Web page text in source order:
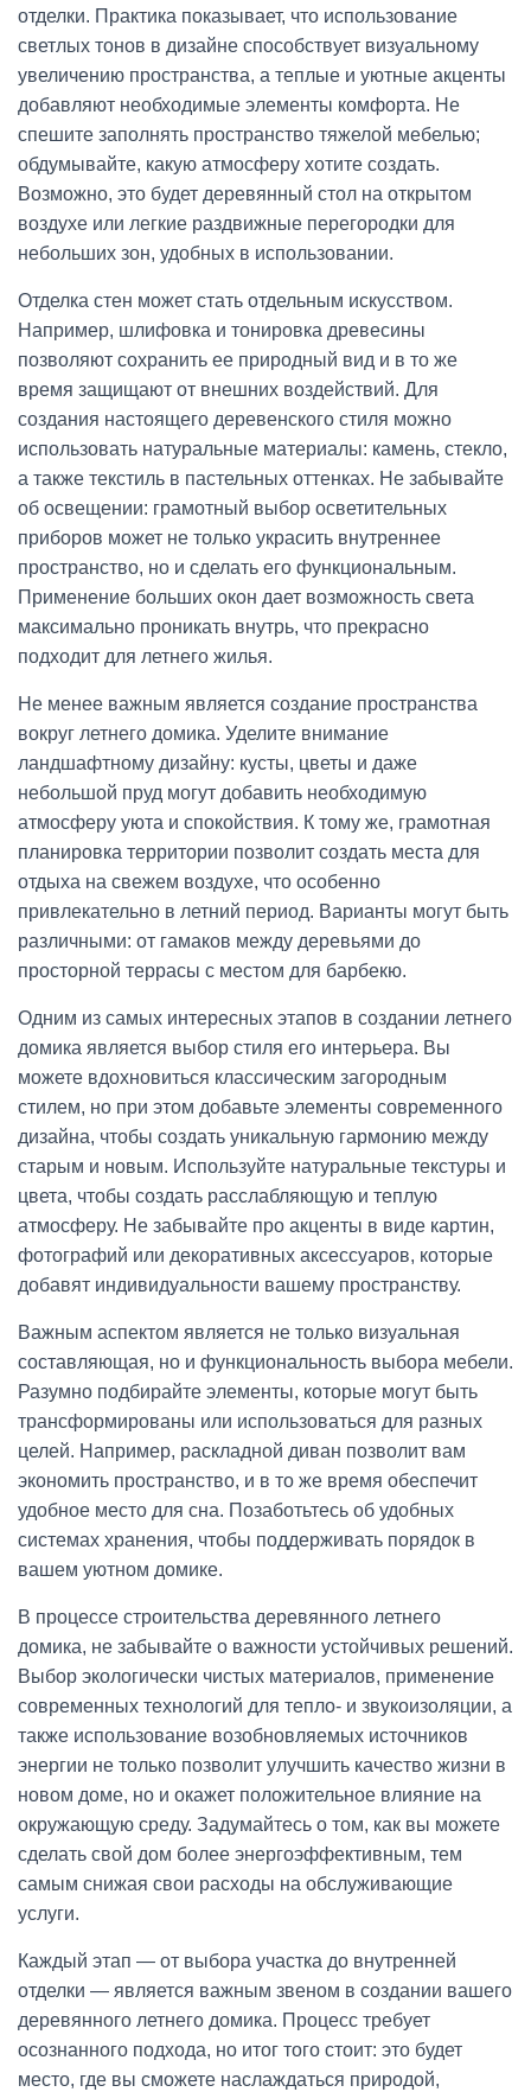
отделки. Практика показывает, что использование
светлых тонов в дизайне способствует визуальному
увеличению пространства, а теплые и уютные акценты
добавляют необходимые элементы комфорта. Не
спешите заполнять пространство тяжелой мебелью;
обдумывайте, какую атмосферу хотите создать.
Возможно, это будет деревянный стол на открытом
воздухе или легкие раздвижные перегородки для
небольших зон, удобных в использовании.
Отделка стен может стать отдельным искусством.
Например, шлифовка и тонировка древесины
позволяют сохранить ее природный вид и в то же
время защищают от внешних воздействий. Для
создания настоящего деревенского стиля можно
использовать натуральные материалы: камень, стекло,
а также текстиль в пастельных оттенках. Не забывайте
об освещении: грамотный выбор осветительных
приборов может не только украсить внутреннее
пространство, но и сделать его функциональным.
Применение больших окон дает возможность света
максимально проникать внутрь, что прекрасно
подходит для летнего жилья.
Не менее важным является создание пространства
вокруг летнего домика. Уделите внимание
ландшафтному дизайну: кусты, цветы и даже
небольшой пруд могут добавить необходимую
атмосферу уюта и спокойствия. К тому же, грамотная
планировка территории позволит создать места для
отдыха на свежем воздухе, что особенно
привлекательно в летний период. Варианты могут быть
различными: от гамаков между деревьями до
просторной террасы с местом для барбекю.
Одним из самых интересных этапов в создании летнего
домика является выбор стиля его интерьера. Вы
можете вдохновиться классическим загородным
стилем, но при этом добавьте элементы современного
дизайна, чтобы создать уникальную гармонию между
старым и новым. Используйте натуральные текстуры и
цвета, чтобы создать расслабляющую и теплую
атмосферу. Не забывайте про акценты в виде картин,
фотографий или декоративных аксессуаров, которые
добавят индивидуальности вашему пространству.
Важным аспектом является не только визуальная
составляющая, но и функциональность выбора мебели.
Разумно подбирайте элементы, которые могут быть
трансформированы или использоваться для разных
целей. Например, раскладной диван позволит вам
экономить пространство, и в то же время обеспечит
удобное место для сна. Позаботьтесь об удобных
системах хранения, чтобы поддерживать порядок в
вашем уютном домике.
В процессе строительства деревянного летнего
домика, не забывайте о важности устойчивых решений.
Выбор экологически чистых материалов, применение
современных технологий для тепло- и звукоизоляции, а
также использование возобновляемых источников
энергии не только позволит улучшить качество жизни в
новом доме, но и окажет положительное влияние на
окружающую среду. Задумайтесь о том, как вы можете
сделать свой дом более энергоэффективным, тем
самым снижая свои расходы на обслуживающие
услуги.
Каждый этап — от выбора участка до внутренней
отделки — является важным звеном в создании вашего
деревянного летнего домика. Процесс требует
осознанного подхода, но итог того стоит: это будет
место, где вы сможете наслаждаться природой,